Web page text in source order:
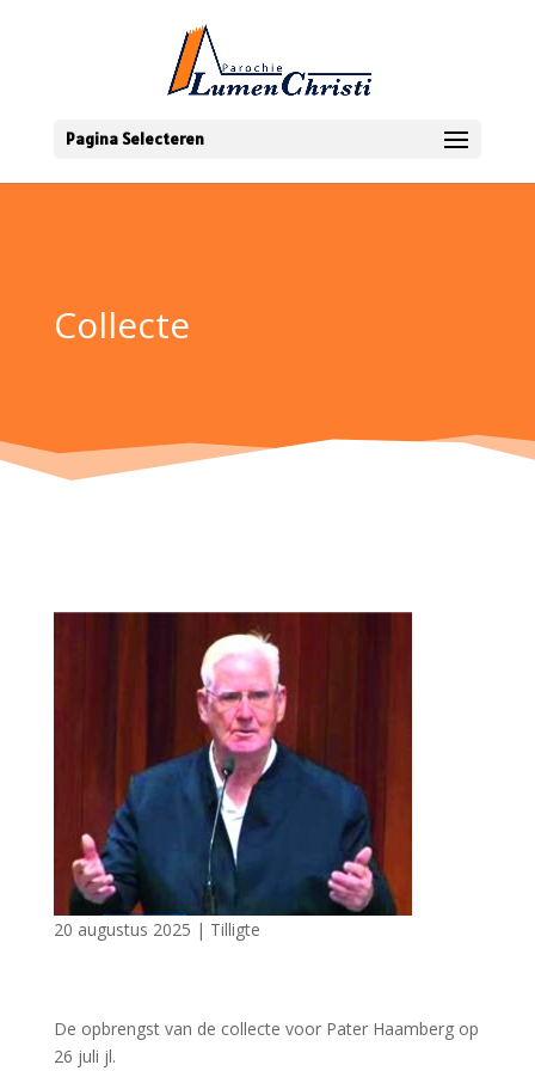
Pagina Selecteren
Collecte
20 augustus 2025 | Tilligte
De opbrengst van de collecte voor Pater Haamberg op
26 juli jl.